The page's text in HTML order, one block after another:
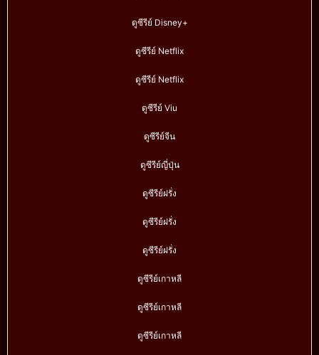
ดูซีรีย์ Disney+
ดูซีรีย์ Netflix
ดูซีรีย์ Netflix
ดูซีรีย์ Viu
ดูซีรีย์จีน
ดูซีรีย์ญี่ปุ่น
ดูซีรีย์ฝรั่ง
ดูซีรีย์ฝรั่ง
ดูซีรีย์ฝรั่ง
ดูซีรีย์เกาหลี
ดูซีรีย์เกาหลี
ดูซีรีย์เกาหลี